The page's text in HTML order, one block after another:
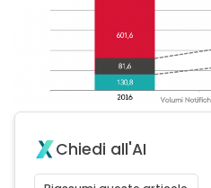
Chiedi all'AI